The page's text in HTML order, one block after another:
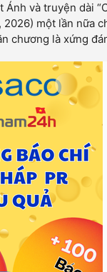
Ánh và truyện dài
2026) một lần nữa
chương là xứng